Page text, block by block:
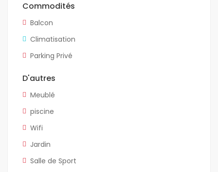
Commodités
Balcon
Climatisation
Parking Privé
D'autres
Meublé
piscine
Wifi
Jardin
Salle de Sport